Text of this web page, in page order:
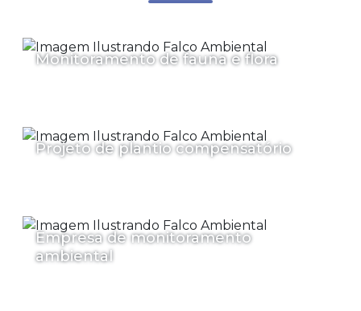
Monitoramento de fauna e flora
Projeto de plantio compensatório
Empresa de monitoramento
ambiental